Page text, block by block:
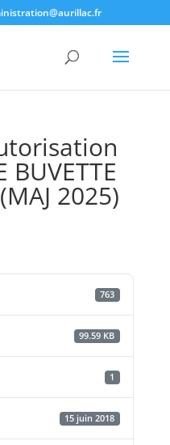
BUVETTE
2025)
763
99.59 KB
1
15 juin 2018